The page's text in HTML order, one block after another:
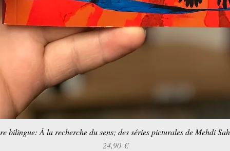
Schnellansicht
bilingue: À la recherche du sens; des séries picturales de Mehdi
Preis
24,90 €